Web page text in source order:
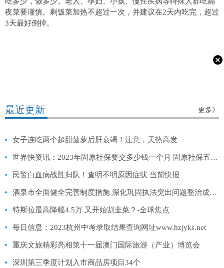
夜菜要谨慎。剩饭菜加热不超过一次，并建议在2天内吃完，超过
3天最好倒掉。
最近更新 更多》
女子连吃两个超甜菠萝后肝衰竭！注意，天热高发
世界快资讯：2023年固原社保要交多少钱一个月 固原社保五险一金费用标准参考
民警白血病战胜归队！查明不明原因症状 当前快报
酒泉市全面健全完善制度措施 深化巩固执法突出问题整治成果|天天热文
特斯拉最高降幅4.5万 又开始割韭菜？-全球焦点
每日信息：2023杭州中考录取结果查询网址www.hzjyks.net
重庆文旅精彩亮相第十一届澳门国际旅游（产业）博览会
深圳第三季度计划入市商品房项目34个